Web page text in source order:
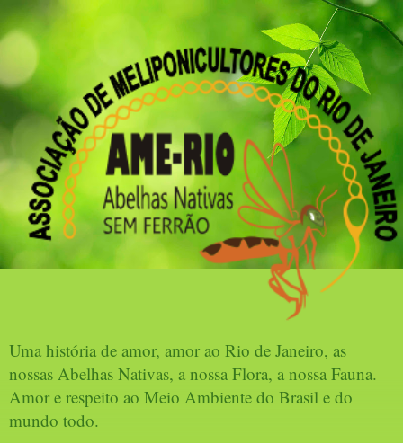
Uma história de amor, amor ao Rio de Janeiro, as
nossas Abelhas Nativas, a nossa Flora, a nossa Fauna.
Amor e respeito ao Meio Ambiente do Brasil e do
mundo todo.